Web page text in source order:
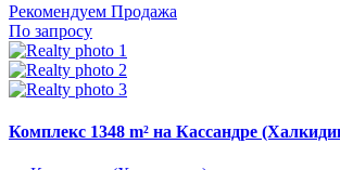
Рекомендуем Продажа
По запросу
Комплекс 1348 m² на Кассандре